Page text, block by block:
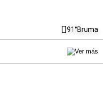
91°Bruma